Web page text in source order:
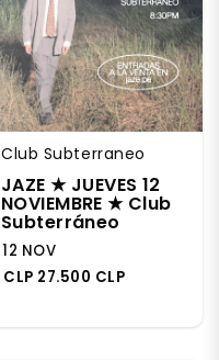
Club Subterraneo
JAZE ★ JUEVES 12
NOVIEMBRE ★ Club
Subterráneo
12 NOV
CLP 27.500 CLP